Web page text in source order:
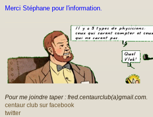
Merci Stéphane pour l'information.
Pour me joindre taper : fred.centaurclub(a)gmail.com.
centaur club sur facebook
twitter